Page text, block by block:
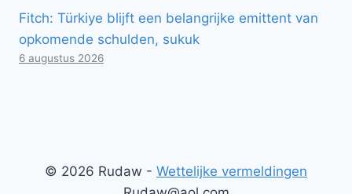
Fitch: Türkiye blijft een belangrijke emittent van
opkomende schulden, sukuk
6 augustus 2026
© 2026 Rudaw - Wettelijke vermeldingen